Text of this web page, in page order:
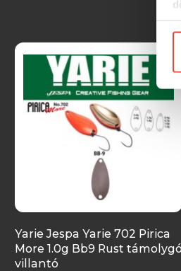
Yarie Jespa Yarie 702 Pirica
More 1.0g Bb9 Rust támolygó
villantó